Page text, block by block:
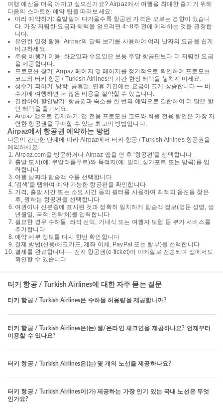
여행 예산을 더욱 아끼고 싶으신가요? Airpaz에서 여행을 최대한 즐기기 위해
다음의 스마트한 예약 팁을 따라보세요:
미리 예약하기: 출발일이 다가올수록 항공권 가격은 오르는 경향이 있습니
다. 가장 저렴한 요금과 혜택을 얻으려면 4~8주 전에 예약하는 것을 권장합
니다.
유연한 일정 활용: Airpaz의 달력 보기를 사용하여 여러 날짜의 요금을 쉽게
비교하세요.
주중 비행기 이용: 화요일과 수요일은 보통 주말 항공편보다 더 저렴한 요금
을 제공합니다.
프로모션 찾기: Airpaz 페이지 및 페이지를 정기적으로 확인하여 프로모션
코드와 터키 항공 / Turkish Airlines의 기간 한정 혜택을 놓치지 마세요.
성수기 피하기: 방학, 공휴일, 연휴 기간에는 요금이 크게 상승합니다 — 비
수기에 여행하면 더 많은 비용을 절약할 수 있습니다.
결합하여 할인받기: 항공권과 숙소를 한 번의 예약으로 결합하여 더 많은 할
인 혜택을 즐기세요.
Airpaz 앱으로 결제하기: 앱 전용 프로모션 코드와 회원 전용 할인은 가장 저
렴한 항공권을 구매할 수 있는 최고의 방법입니다.
Airpaz에서 항공권 예약하는 방법
다음의 간단한 단계에 따라 Airpaz에서 터키 항공 / Turkish Airlines 항공권을
예약하세요:
Airpaz.com을 방문하거나 Airpaz 앱을 연 후 '항공편'을 선택합니다
출발 도시(예: 쿠알라룸푸르)와 목적지(예: 발리, 싱가포르 또는 방콕)를 입
력합니다
여행 날짜와 탑승객 수를 선택합니다
'검색'을 탭하여 예약 가능한 항공편을 확인합니다
가격, 출발 시간 또는 소요 시간 등의 필터를 사용하여 최적의 옵션을 찾은
후, 원하는 항공편을 선택합니다
여권이나 신분증에 표시된 것과 정확히 일치하게 탑승객 정보(영문 성명, 생
년월일, 국적, 연락처)를 입력합니다
필요한 경우 수하물, 좌석 선택, 기내식 또는 여행자 보험 등 부가 서비스를
추가합니다
예약 세부 정보를 다시 한번 확인합니다
결제 방법(신용/체크카드, 계좌 이체, PayPal 또는 할부)을 선택합니다
결제를 완료합니다 — 전자 항공권(e-ticket)이 이메일로 전송되며 앱에서도
확인할 수 있습니다
터키 항공 / Turkish Airlines에 대한 자주 묻는 질문
터키 항공 / Turkish Airlines은 수하물 허용량을 제공합니까?
터키 항공 / Turkish Airlines은(는) 웹/온라인 체크인을 제공하나요? 언제부터
이용할 수 있나요?
터키 항공 / Turkish Airlines은(는) 몇 개의 노선을 제공하나요?
터키 항공 / Turkish Airlines이(가) 제공하는 가장 인기 있는 국내 노선은 무엇
인가요?